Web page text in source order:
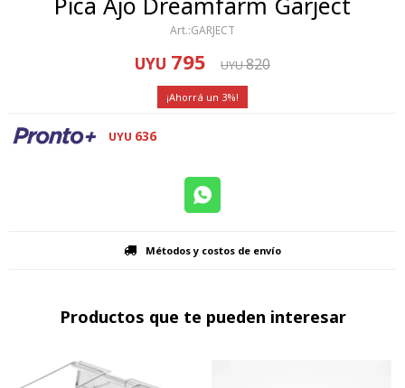
GARJECT
UYU 795 UYU820
3
UYU 636
Métodos y costos de envío
Productos que te pueden interesar